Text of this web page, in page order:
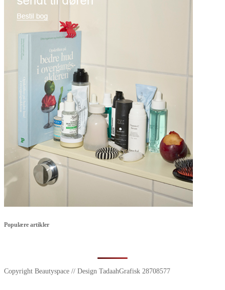
Populære artikler
Copyright Beautyspace // Design TadaahGrafisk 28708577